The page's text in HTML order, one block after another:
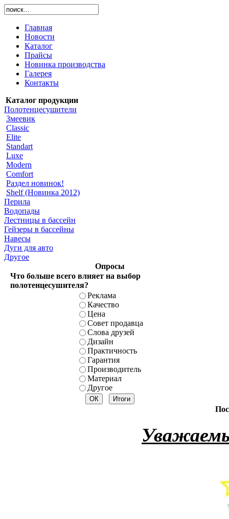
Главная
Новости
Каталог
Прайсы
Новинка производства
Галерея
Контакты
Каталог продукции
Полотенцесушители
Змеевик
Classic
Elite
Standart
Luxe
Modern
Comfort
Раздел новинок!
Shelf (Новинка 2012)
Перила
Водопады
Лестницы в бассейн
Гейзеры в бассейны
Навесы
Дуги для авто
Другое
Опросы
Что больше всего влияет на выбор
полотенцесушителя?
Реклама
Качество
Цена
Совет продавца
Слова друзей
Дизайн
Практичность
Гарантия
Производитель
Материал
Другое